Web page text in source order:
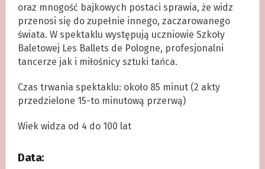
oraz mnogość bajkowych postaci sprawia, że widz
przenosi się do zupełnie innego, zaczarowanego
świata. W spektaklu występują uczniowie Szkoły
Baletowej Les Ballets de Pologne, profesjonalni
tancerze jak i miłośnicy sztuki tańca.
Czas trwania spektaklu: około 85 minut (2 akty
przedzielone 15-to minutową przerwą)
Wiek widza od 4 do 100 lat
Data: